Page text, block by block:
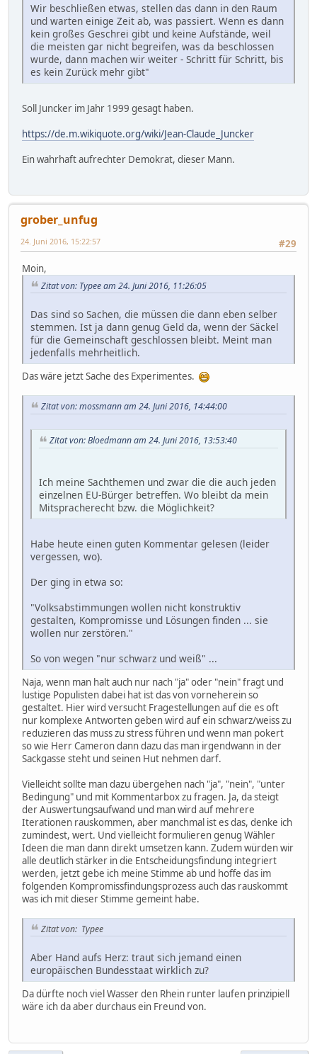
Wir beschließen etwas, stellen das dann in den Raum
und warten einige Zeit ab, was passiert. Wenn es dann
kein großes Geschrei gibt und keine Aufstände, weil
die meisten gar nicht begreifen, was da beschlossen
wurde, dann machen wir weiter - Schritt für Schritt, bis
es kein Zurück mehr gibt"
Soll Juncker im Jahr 1999 gesagt haben.
https://de.m.wikiquote.org/wiki/Jean-Claude_Juncker
Ein wahrhaft aufrechter Demokrat, dieser Mann.
grober_unfug
#29
24. Juni 2016, 15:22:57
Moin,
Zitat von: Typee am 24. Juni 2016, 11:26:05
Das sind so Sachen, die müssen die dann eben selber
stemmen. Ist ja dann genug Geld da, wenn der Säckel
für die Gemeinschaft geschlossen bleibt. Meint man
jedenfalls mehrheitlich.
Das wäre jetzt Sache des Experimentes.
Zitat von: mossmann am 24. Juni 2016, 14:44:00
Zitat von: Bloedmann am 24. Juni 2016, 13:53:40
Ich meine Sachthemen und zwar die die auch jeden
einzelnen EU-Bürger betreffen. Wo bleibt da mein
Mitspracherecht bzw. die Möglichkeit?
Habe heute einen guten Kommentar gelesen (leider
vergessen, wo).
Der ging in etwa so:
"Volksabstimmungen wollen nicht konstruktiv
gestalten, Kompromisse und Lösungen finden ... sie
wollen nur zerstören."
So von wegen "nur schwarz und weiß" ...
Naja, wenn man halt auch nur nach "ja" oder "nein" fragt und
lustige Populisten dabei hat ist das von vorneherein so
gestaltet. Hier wird versucht Fragestellungen auf die es oft
nur komplexe Antworten geben wird auf ein schwarz/weiss zu
reduzieren das muss zu stress führen und wenn man pokert
so wie Herr Cameron dann dazu das man irgendwann in der
Sackgasse steht und seinen Hut nehmen darf.
Vielleicht sollte man dazu übergehen nach "ja", "nein", "unter
Bedingung" und mit Kommentarbox zu fragen. Ja, da steigt
der Auswertungsaufwand und man wird auf mehrere
Iterationen rauskommen, aber manchmal ist es das, denke ich
zumindest, wert. Und vielleicht formulieren genug Wähler
Ideen die man dann direkt umsetzen kann. Zudem würden wir
alle deutlich stärker in die Entscheidungsfindung integriert
werden, jetzt gebe ich meine Stimme ab und hoffe das im
folgenden Kompromissfindungsprozess auch das rauskommt
was ich mit dieser Stimme gemeint habe.
Zitat von: Typee
Aber Hand aufs Herz: traut sich jemand einen
europäischen Bundesstaat wirklich zu?
Da dürfte noch viel Wasser den Rhein runter laufen prinzipiell
wäre ich da aber durchaus ein Freund von.